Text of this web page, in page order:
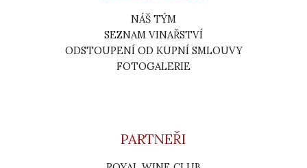
NÁŠ TÝM
SEZNAM VINAŘSTVÍ
ODSTOUPENÍ OD KUPNÍ SMLOUVY
FOTOGALERIE
PARTNEŘI